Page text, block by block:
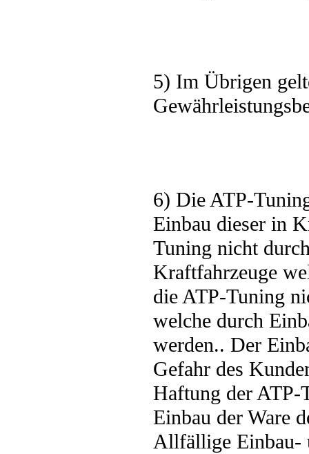
5) Im Übrigen
6) Die ATP-
Einbau dieser in
Tuning nicht
Kraftfahrzeuge
die ATP-Tuning
welche durch
werden.. Der
Gefahr des
Haftung der ATP-
Einbau der Ware
Allfällige Einbau-